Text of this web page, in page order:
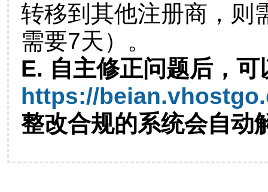
转移到其他注册商，则
需要7天）。
E. 自主修正问题后，可
https://
整改合规的系统会自动